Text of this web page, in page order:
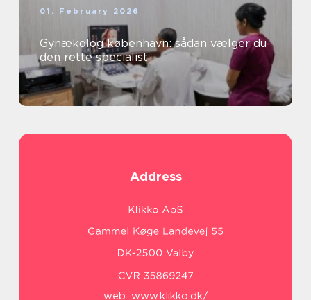
01. February 2026
Gynækolog københavn: sådan vælger du
den rette specialist
Address
web: www.klikko.dk/